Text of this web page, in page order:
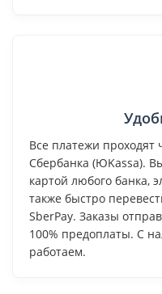
Все платежи
Сбербанка (ЮKassa).
картой любого банка,
также быстро
SberPay. Заказы
100% предоплаты. С
работаем.